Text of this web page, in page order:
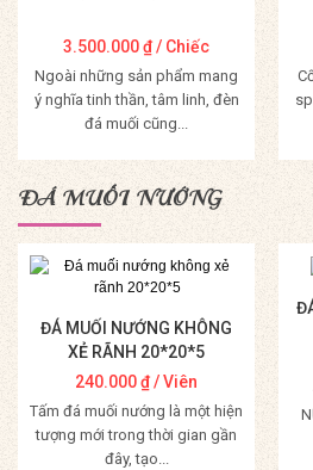
3.500.000₫/ Chiếc
Ngoài những sản phẩm mang
ý nghĩa tinh thần, tâm linh, đèn
đá muối cũng...
Mua Hàng
ĐÁ MUỐI NƯỚNG
ĐÁ MUỐI NƯỚNG KHÔNG
XẺ RÃNH 20*20*5
240.000₫/ Viên
Tấm đá muối nướng là một hiện
tượng mới trong thời gian gần
đây, tạo...